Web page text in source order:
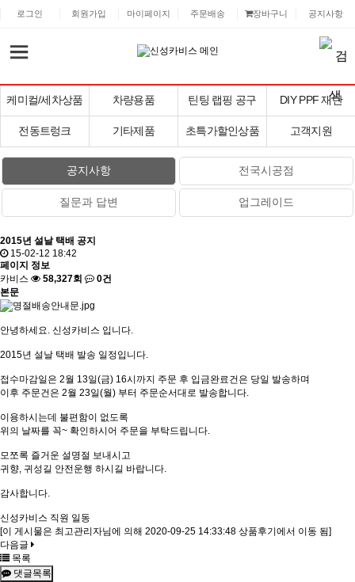
로그인 회원가입 마이페이지 주문배송 장바구니 공지사항
케미컬/세차상품 차량용품 틴팅 랩핑 공구 DIY PPF 재단
전동트렁크 기타제품 초특가할인상품 고객지원
공지사항 전국시공점
질문과 답변 업그레이드
2015년 설날 택배 공지
15-02-12 18:42
페이지 정보
카비스
58,327회
0건
본문
안녕하세요. 신성카비스 입니다.
2015년 설날 택배 발송 일정입니다.
접수마감일은 2월 13일(금) 16시까지 주문 후 입금완료건은 당일 발송하며
이후 주문건은 2월 23일(월) 부터 주문순서대로 발송합니다.
이용하시는데 불편함이 없도록
위의 날짜를 꼭~ 확인하시어 주문을 부탁드립니다.
모쪼록 즐거운 설명절 보내시고
귀향, 귀성길 안전운행 하시길 바랍니다.
감사합니다.
신성카비스 직원 일동
[이 게시물은 최고관리자님에 의해 2020-09-25 14:33:48 상품후기에서 이동 됨]
다음글
목록
댓글목록